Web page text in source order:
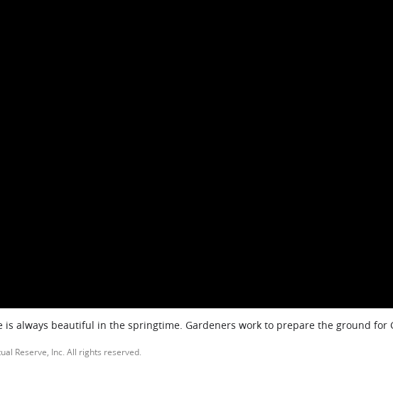
is always beautiful in the springtime. Gardeners work to prepare the ground for
Reserve, Inc. All rights reserved.